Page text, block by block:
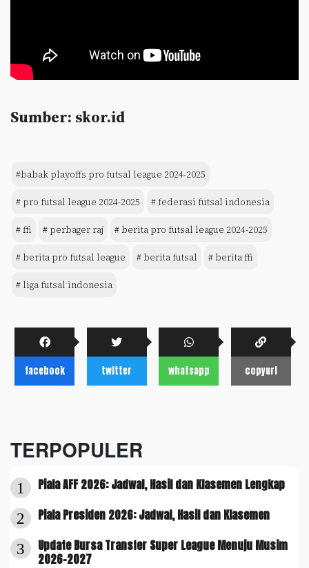
Sumber: skor.id
#babak playoffs pro futsal league 2024-2025
# pro futsal league 2024-2025 # federasi futsal indonesia
# ffi # perbager raj # berita pro futsal league 2024-2025
# berita pro futsal league # berita futsal # berita ffi
# liga futsal indonesia
facebook twitter whatsapp copyurl
TERPOPULER
1 Piala AFF 2026: Jadwal, Hasil dan Klasemen Lengkap
2 Piala Presiden 2026: Jadwal, Hasil dan Klasemen
3
Update Bursa Transfer Super League Menuju Musim
2026-2027